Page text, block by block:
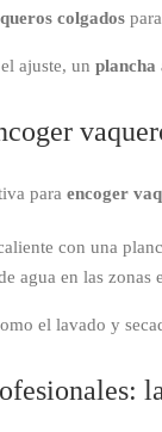
colgados
ajuste, un plancha
para encoger
con una
agua en las zonas
el lavado y